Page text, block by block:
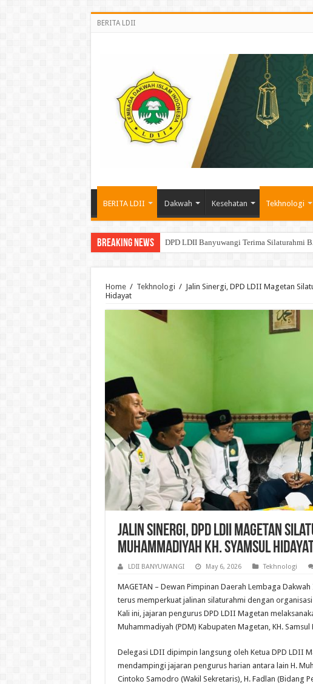
BERITA LDII
BERITA LDII Dakwah Kesehatan Tekhnologi
Breaking News DPD LDII Banyuwangi Terima Silaturahmi
Home / Tekhnologi / Jalin Sinergi, DPD LDII Magetan
Hidayat
Jalin Sinergi, DPD LDII Magetan
Muhammadiyah KH. Syamsul Hidayat
LDII BANYUWANGI May 6, 2026 Tekhnologi
MAGETAN – Dewan Pimpinan Daerah Lembaga
terus memperkuat jalinan silaturahmi dengan
Kali ini, jajaran pengurus DPD LDII Magetan
Muhammadiyah (PDM) Kabupaten Magetan, KH.
Delegasi LDII dipimpin langsung oleh Ketua DPD LDII
mendampingi jajaran pengurus harian antara lain H.
Cintoko Samodro (Wakil Sekretaris), H. Fadlan (Bidang